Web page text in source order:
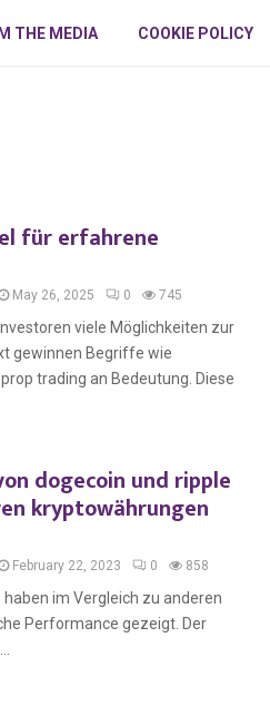
THE MEDIA COOKIE POLICY
für erfahrene
May 26, 2025 0 745
viele Möglichkeiten zur
gewinnen Begriffe wie
trading an Bedeutung. Diese
dogecoin und ripple
kryptowährungen
February 22, 2023 0 858
im Vergleich zu anderen
Performance gezeigt. Der